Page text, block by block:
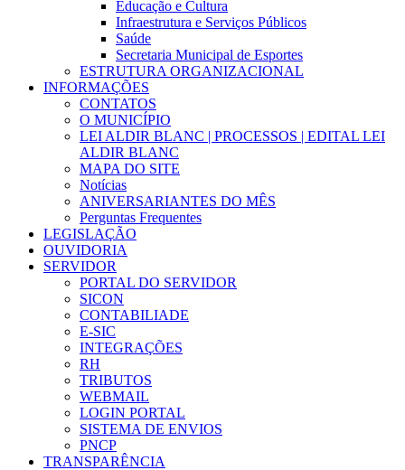
Educação e Cultura
Infraestrutura e Serviços Públicos
Saúde
Secretaria Municipal de Esportes
ESTRUTURA ORGANIZACIONAL
INFORMAÇÕES
CONTATOS
O MUNICÍPIO
LEI ALDIR BLANC | PROCESSOS | EDITAL LEI
ALDIR BLANC
MAPA DO SITE
Notícias
ANIVERSARIANTES DO MÊS
Perguntas Frequentes
LEGISLAÇÃO
OUVIDORIA
SERVIDOR
PORTAL DO SERVIDOR
SICON
CONTABILIADE
E-SIC
INTEGRAÇÕES
RH
TRIBUTOS
WEBMAIL
LOGIN PORTAL
SISTEMA DE ENVIOS
PNCP
TRANSPARÊNCIA